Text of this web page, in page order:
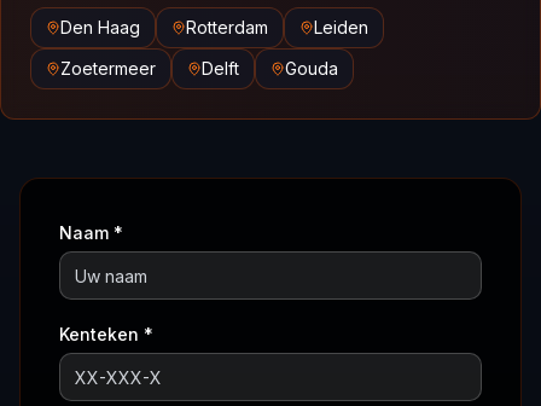
Den Haag Rotterdam
Leiden
Zoetermeer
Delft Gouda
Naam *
Kenteken *